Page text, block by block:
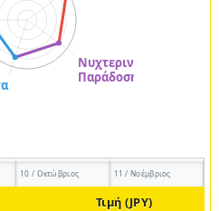
10 / Οκτώβριος 11 / Νοέμβριος
Τιμή (JPY)